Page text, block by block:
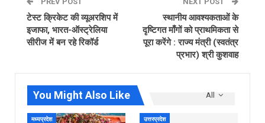
टेस्ट क्रिकेट की व्यूअरशिप में
इजाफा, भारत-ऑस्ट्रेलिया
सीरीज में बन रहे रिकॉर्ड
स्थानीय आवश्यकताओं के
दृष्टिगत माँगों को प्राथमिकता से
पूरा करेंगे : राज्य मंत्री (स्वतंत्र
प्रभार) श्री कुशवाह
All
You Might Also Like
मध्यप्रदेश उत्तरप्रदेश